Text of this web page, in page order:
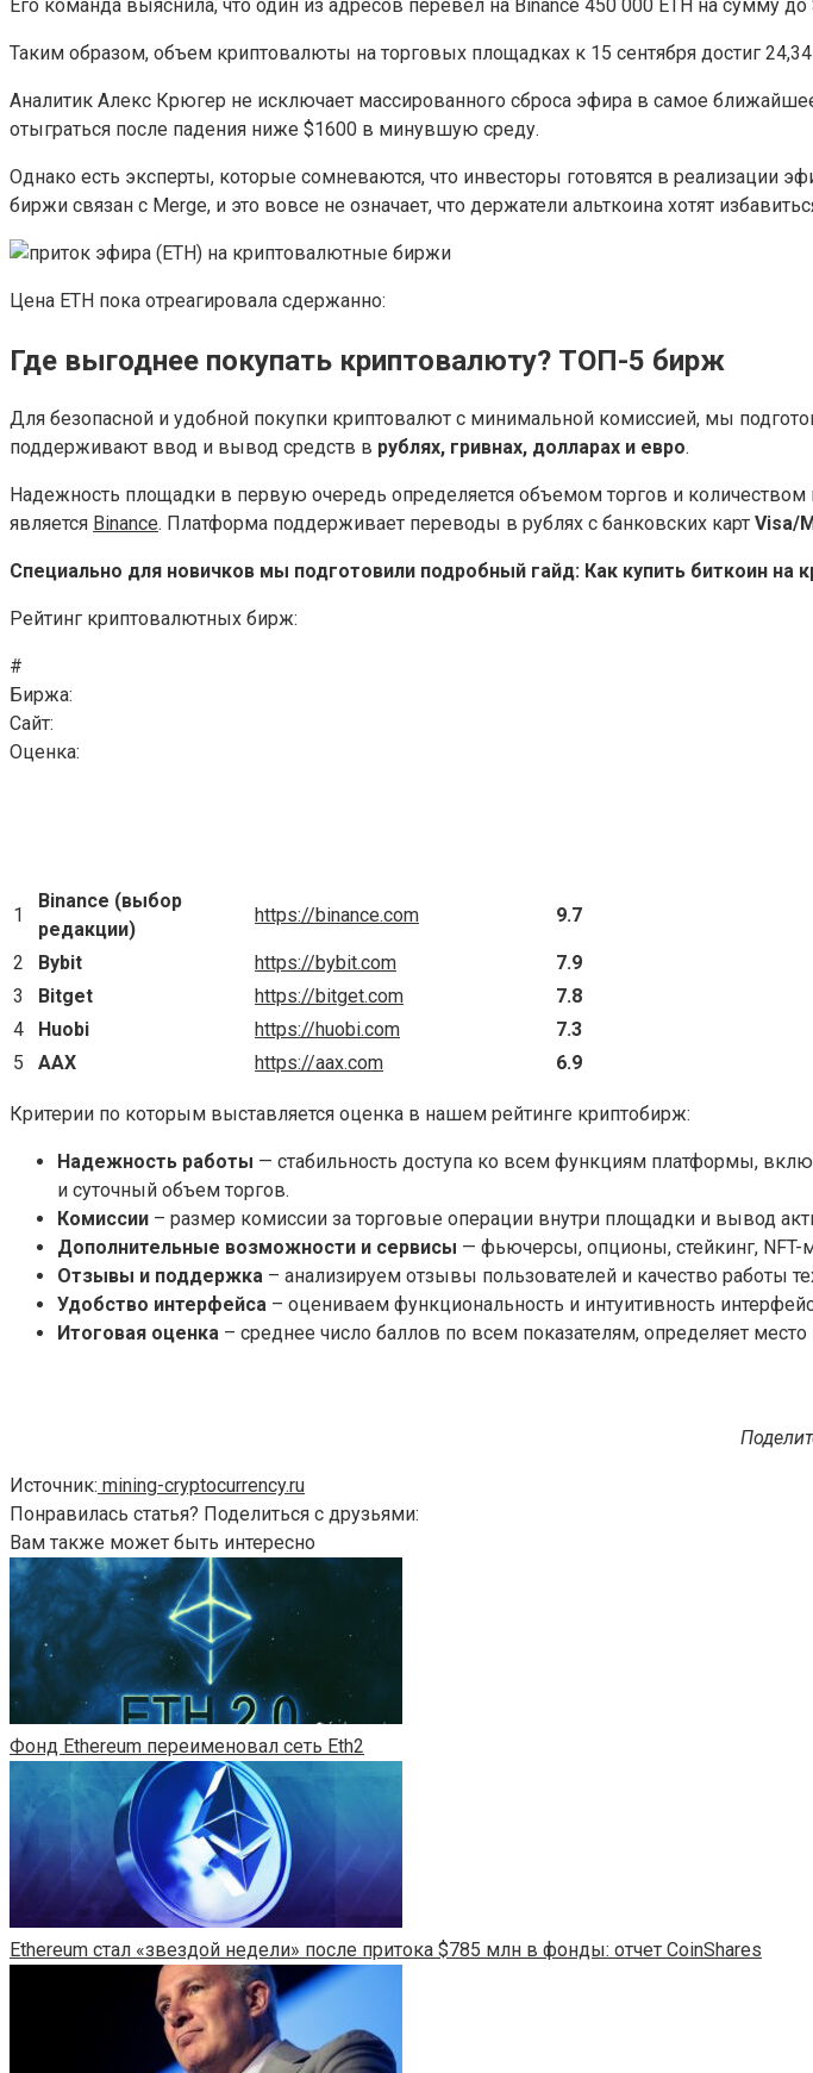
Его команда выяснила, что один из адресов перевел на Binance 450 000 ETH на сумму
Таким образом, объем криптовалюты на торговых площадках к 15 сентября достиг
Аналитик Алекс Крюгер не исключает массированного сброса эфира в самое
отыграться после падения ниже $1600 в минувшую среду.
Однако есть эксперты, которые сомневаются, что инвесторы готовятся в реализации
биржи связан с Merge, и это вовсе не означает, что держатели альткоина хотят
Цена ETH пока отреагировала сдержанно:
Где выгоднее покупать криптовалюту? ТОП-5 бирж
Для безопасной и удобной покупки криптовалют с минимальной комиссией, мы
поддерживают ввод и вывод средств в рублях, гривнах, долларах и евро.
Надежность площадки в первую очередь определяется объемом торгов и
является Binance. Платформа поддерживает переводы в рублях с банковских карт Visa/
Специально для новичков мы подготовили подробный гайд: Как купить биткоин на
Рейтинг криптовалютных бирж:
#
Биржа:
Cайт:
Оценка:
1
Binance (выбор
редакции)
https://binance.com 9.7
2 Bybit https://bybit.com
7.9
3
Bitget https://bitget.com
7.8
4
Huobi https://huobi.com
7.3
5
AAX https://aax.com 6.9
Критерии по которым выставляется оценка в нашем рейтинге криптобирж:
Надежность работы — стабильность доступа ко всем функциям платформы,
и суточный объем торгов.
Комиссии – размер комиссии за торговые операции внутри площадки и вывод
Дополнительные возможности и сервисы — фьючерсы, опционы, стейкинг, NFT-
Отзывы и поддержка – анализируем отзывы пользователей и качество работы
Удобство интерфейса – оцениваем функциональность и интуитивность
Итоговая оценка – среднее число баллов по всем показателям, определяет место
Источник: mining-cryptocurrency.ru
Понравилась статья? Поделиться с друзьями:
Вам также может быть интересно
Фонд Ethereum переименовал сеть Eth2
Ethereum стал «звездой недели» после притока $785 млн в фонды: отчет CoinShares